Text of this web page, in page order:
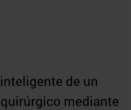
de un
mediante